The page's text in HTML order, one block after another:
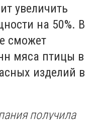
увеличить
на 50%. В
сможет
мяса птицы в
изделий в
получила